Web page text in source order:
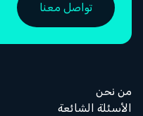
تواصل معنا
من نحن
الأسئلة الشائعة